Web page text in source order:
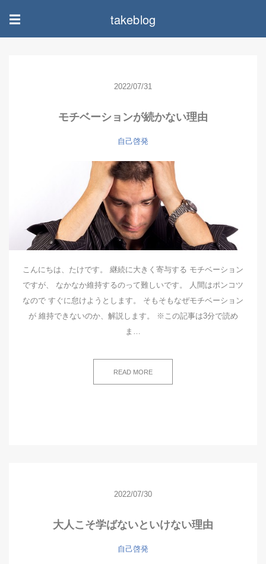
☰ takeblog
2022/07/31
モチベーションが続かない理由
自己啓発
こんにちは、たけです。 継続に大きく寄与する モチベーション
ですが、 なかなか維持するのって難しいです。 人間はポンコツ
なので すぐに怠けようとします。 そもそもなぜモチベーション
が 維持できないのか、解説します。 ※この記事は3分で読め
ま…
READ MORE
2022/07/30
大人こそ学ばないといけない理由
自己啓発